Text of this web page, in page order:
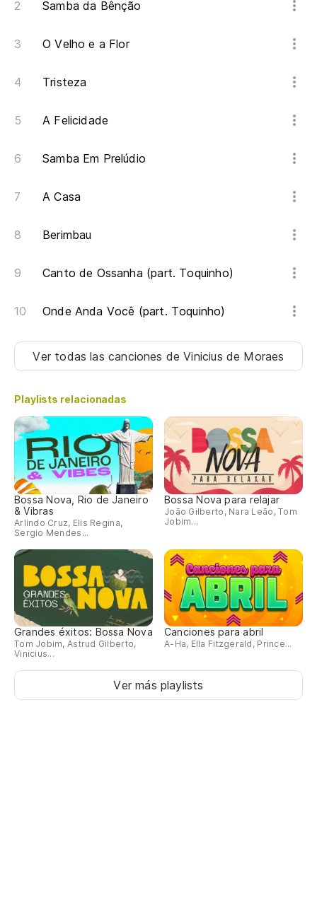
Samba da Bênção
O Velho e a Flor
Tristeza
A Felicidade
Samba Em Prelúdio
A Casa
Berimbau
Canto de Ossanha (part. Toquinho)
Onde Anda Você (part. Toquinho)
Ver todas las canciones de Vinicius de Moraes
Playlists relacionadas
Bossa Nova, Rio de Janeiro
& Vibras
Arlindo Cruz, Elis Regina,
Sergio Mendes...
Bossa Nova para relajar
João Gilberto, Nara Leão, Tom
Jobim...
Grandes éxitos: Bossa Nova
Tom Jobim, Astrud Gilberto,
Vinicius...
Canciones para abril
A-Ha, Ella Fitzgerald, Prince...
Ver más playlists